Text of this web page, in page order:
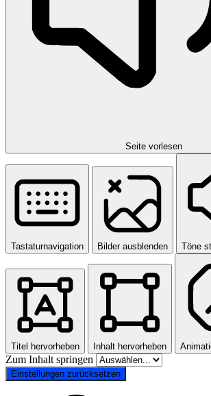
Seite vorlesen
Tastaturnavigation Bilder ausblenden Töne
Titel hervorheben Inhalt hervorheben
Zum Inhalt springen
Einstellungen zurücksetzen